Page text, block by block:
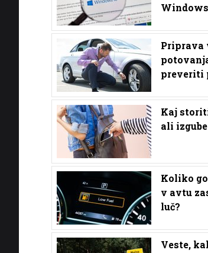
Windows
Priprava
preveriti
Kaj
ali
Koliko
v avtu
luč?
Veste,